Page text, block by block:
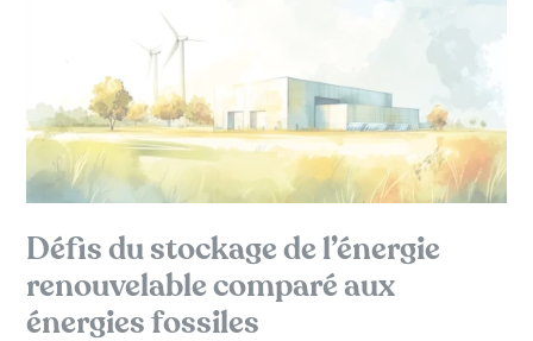
Défis du stockage de l’énergie
renouvelable comparé aux
énergies fossiles